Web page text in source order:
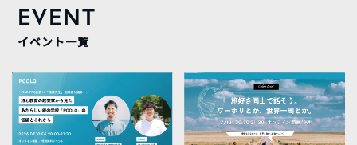
EVENT
イベント一覧